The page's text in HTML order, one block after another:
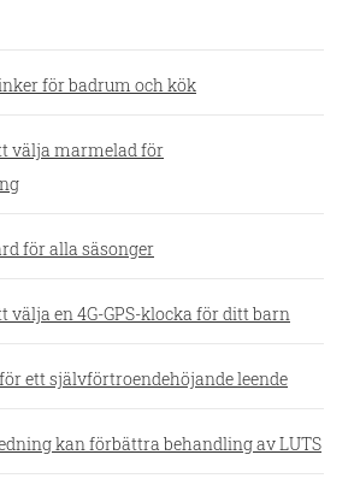
för badrum och kök
välja marmelad för
för alla säsonger
välja en 4G-GPS-klocka för ditt barn
ett självförtroendehöjande leende
kan förbättra behandling av LUTS